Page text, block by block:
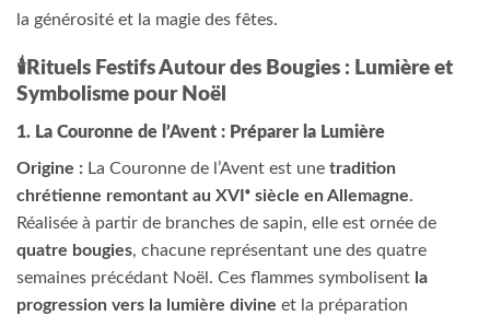
la générosité et la magie des fêtes.
🕯️Rituels Festifs Autour des Bougies : Lumière et
Symbolisme pour Noël
1. La Couronne de l’Avent : Préparer la Lumière
Origine : La Couronne de l’Avent est une tradition
chrétienne remontant au XVIᵉ siècle en Allemagne.
Réalisée à partir de branches de sapin, elle est ornée de
quatre bougies, chacune représentant une des quatre
semaines précédant Noël. Ces flammes symbolisent la
progression vers la lumière divine et la préparation